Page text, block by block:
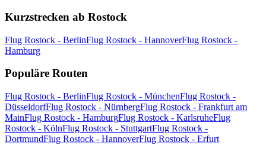
Kurzstrecken ab Rostock
Flug Rostock - BerlinFlug Rostock - HannoverFlug Rostock -
Hamburg
Populäre Routen
Flug Rostock - BerlinFlug Rostock - MünchenFlug Rostock -
DüsseldorfFlug Rostock - NürnbergFlug Rostock - Frankfurt am
MainFlug Rostock - HamburgFlug Rostock - KarlsruheFlug
Rostock - KölnFlug Rostock - StuttgartFlug Rostock -
DortmundFlug Rostock - HannoverFlug Rostock - Erfurt